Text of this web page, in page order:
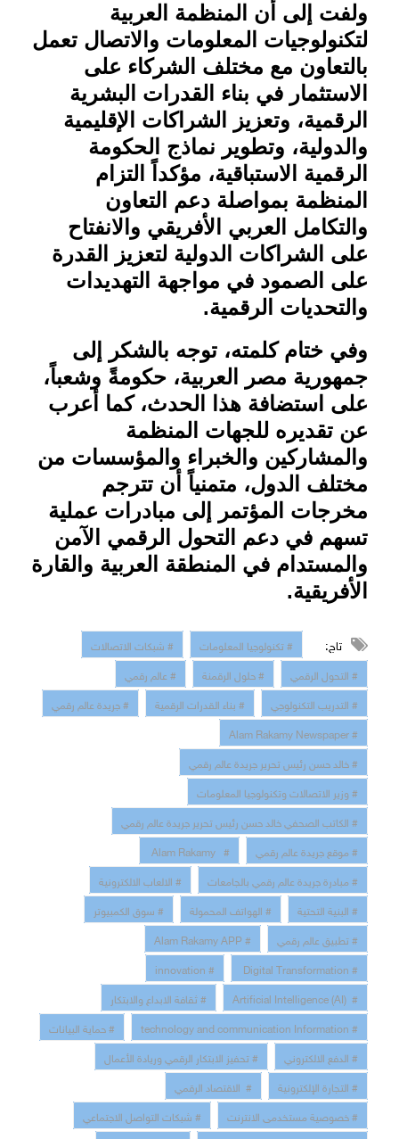
ولفت إلى أن المنظمة العربية
لتكنولوجيات المعلومات والاتصال تعمل
بالتعاون مع مختلف الشركاء على
الاستثمار في بناء القدرات البشرية
الرقمية، وتعزيز الشراكات الإقليمية
والدولية، وتطوير نماذج الحكومة
الرقمية الاستباقية، مؤكداً التزام
المنظمة بمواصلة دعم التعاون
والتكامل العربي الأفريقي والانفتاح
على الشراكات الدولية لتعزيز القدرة
على الصمود في مواجهة التهديدات
والتحديات الرقمية.
وفي ختام كلمته، توجه بالشكر إلى
جمهورية مصر العربية، حكومةً وشعباً،
على استضافة هذا الحدث، كما أعرب
عن تقديره للجهات المنظمة
والمشاركين والخبراء والمؤسسات من
مختلف الدول، متمنياً أن تترجم
مخرجات المؤتمر إلى مبادرات عملية
تسهم في دعم التحول الرقمي الآمن
والمستدام في المنطقة العربية والقارة
الأفريقية.
تاج: # تكنولوجيا المعلومات
# شبكات الاتصالات
# التحول الرقمي
# حلول الرقمنة
# عالم رقمي
# التدريب التكنولوجي
# بناء القدرات الرقمية
# جريدة عالم رقمي
# Alam Rakamy Newspaper
# خالد حسن رئيس تحرير جريدة عالم رقمي
# وزير الاتصالات وتكنولوجيا المعلومات
# الكاتب الصحفي خالد حسن رئيس تحرير جريدة عالم رقمي
# موقع جريدة عالم رقمي
# Alam Rakamy
# مبادرة جريدة عالم رقمي بالجامعات
# الالعاب الالكترونية
# البنية التحتية
# الهواتف المحمولة
# سوق الكمبيوتر
# تطبيق عالم رقمي
# Alam Rakamy APP
# Digital Transformation
# innovation
# Artificial Intelligence (AI)
# ثقافة الابداع والابتكار
# technology and communication Information
# حماية البيانات
# الدفع الالكتروني
# تحفيز الابتكار الرقمي وريادة الأعمال
# التجارة الإلكترونية
# الاقتصاد الرقمي
# خصوصية مستخدمى الانترنت
# شبكات التواصل الاجتماعي